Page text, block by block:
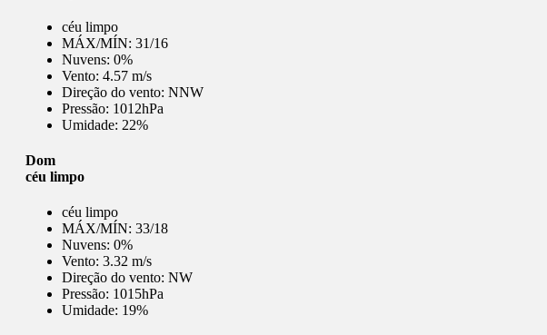
céu limpo
MÁX/MÍN: 31/16
Nuvens: 0%
Vento: 4.57 m/s
Direção do vento: NNW
Pressão: 1012hPa
Umidade: 22%
Dom
céu limpo
céu limpo
MÁX/MÍN: 33/18
Nuvens: 0%
Vento: 3.32 m/s
Direção do vento: NW
Pressão: 1015hPa
Umidade: 19%